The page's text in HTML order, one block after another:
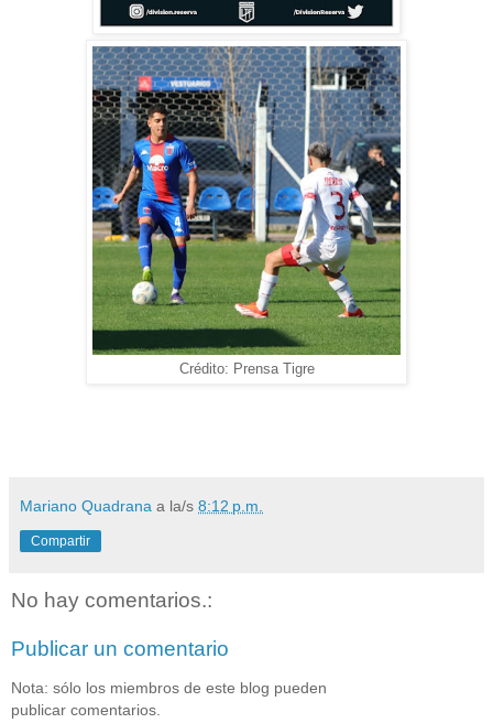
Crédito: Prensa Tigre
Mariano Quadrana a la/s 8:12 p.m.
Compartir
No hay comentarios.:
Publicar un comentario
Nota: sólo los miembros de este blog pueden
publicar comentarios.